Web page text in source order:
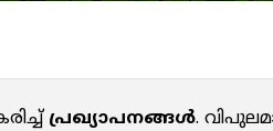
പ്രഖ്യാപനങ്ങൾ.